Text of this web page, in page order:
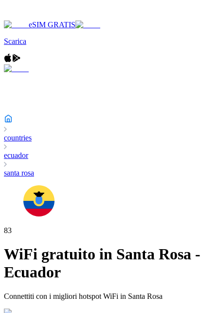
eSIM GRATIS
Scarica
countries
ecuador
santa rosa
83
WiFi gratuito in Santa Rosa -
Ecuador
Connettiti con i migliori hotspot WiFi in Santa Rosa